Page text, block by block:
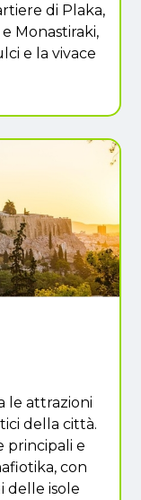
di Plaka,
Monastiraki,
e la vivace
le attrazioni
della città.
principali e
con
delle isole